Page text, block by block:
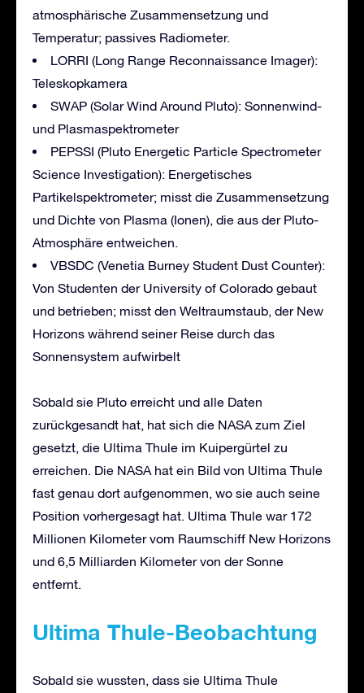
atmosphärische Zusammensetzung und
Temperatur; passives Radiometer.
LORRI (Long Range Reconnaissance Imager):
Teleskopkamera
SWAP (Solar Wind Around Pluto): Sonnenwind-
und Plasmaspektrometer
PEPSSI (Pluto Energetic Particle Spectrometer
Science Investigation): Energetisches
Partikelspektrometer; misst die Zusammensetzung
und Dichte von Plasma (Ionen), die aus der Pluto-
Atmosphäre entweichen.
VBSDC (Venetia Burney Student Dust Counter):
Von Studenten der University of Colorado gebaut
und betrieben; misst den Weltraumstaub, der New
Horizons während seiner Reise durch das
Sonnensystem aufwirbelt
Sobald sie Pluto erreicht und alle Daten
zurückgesandt hat, hat sich die NASA zum Ziel
gesetzt, die Ultima Thule im Kuipergürtel zu
erreichen. Die NASA hat ein Bild von Ultima Thule
fast genau dort aufgenommen, wo sie auch seine
Position vorhergesagt hat. Ultima Thule war 172
Millionen Kilometer vom Raumschiff New Horizons
und 6,5 Milliarden Kilometer von der Sonne
entfernt.
Ultima Thule-Beobachtung
Sobald sie wussten, dass sie Ultima Thule